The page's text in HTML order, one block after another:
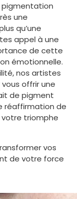
une
qu’une
appel à une
de cette
émotionnelle.
nos artistes
offrir une
de pigment
réaffirmation de
triomphe
vos
de votre force